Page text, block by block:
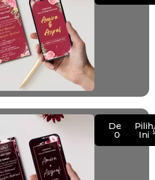
Demo
007
Pilih
Ini